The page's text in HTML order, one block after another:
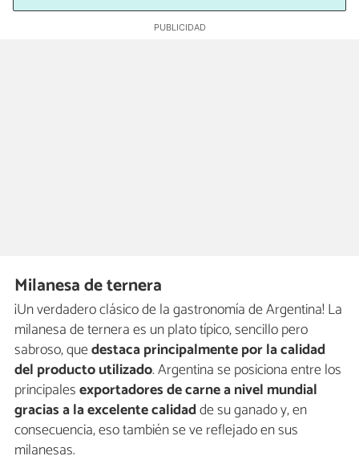
Milanesa de ternera
¡Un verdadero clásico de la gastronomía de Argentina! La
milanesa de ternera es un plato típico, sencillo pero
sabroso, quedestaca principalmente por la calidad
del producto utilizado. Argentina se posiciona entre los
principalesexportadores de carne a nivel mundial
gracias a la excelente calidadde su ganado y, en
consecuencia, eso también se ve reflejado en sus
milanesas.